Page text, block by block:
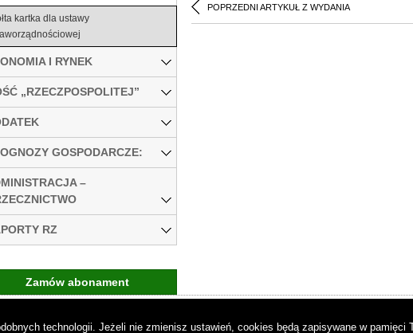
POPRZEDNI ARTYKUŁ Z WYDANIA
kartka dla ustawy
I RYNEK
„RZECZPOSPOLITEJ”
GOSPODARCZE:
–
RZ
Zamów abonament
technologii. Jeżeli nie zmienisz ustawień, cookies będą zapisywane w pamięci